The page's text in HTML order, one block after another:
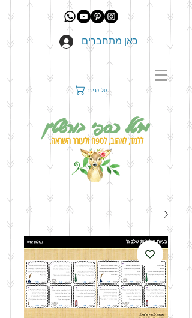
כאן מתחברים
סל קניות
מיטל כספי בורשטין
ללמד, לאהוב, לטפח ולעורר השראה.